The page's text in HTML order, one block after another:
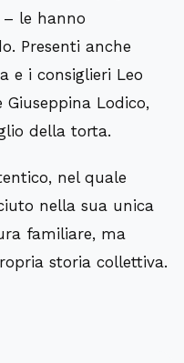
le hanno
Presenti anche
e i consiglieri Leo
Giuseppina Lodico,
della torta.
nel quale
nella sua unica
familiare, ma
storia collettiva.